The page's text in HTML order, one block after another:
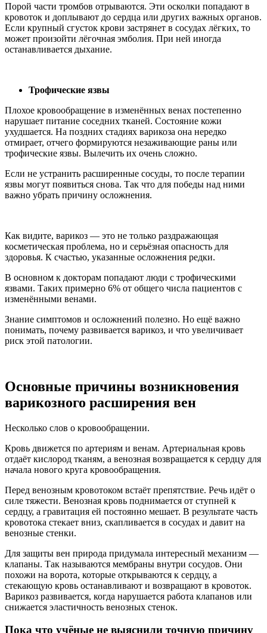
Порой части тромбов отрываются. Эти осколки попадают в
кровоток и доплывают до сердца или других важных органов.
Если крупный сгусток крови застрянет в сосудах лёгких, то
может произойти лёгочная эмболия. При ней иногда
останавливается дыхание.
Трофические язвы
Плохое кровообращение в изменённых венах постепенно
нарушает питание соседних тканей. Состояние кожи
ухудшается. На поздних стадиях варикоза она нередко
отмирает, отчего формируются незаживающие раны или
трофические язвы. Вылечить их очень сложно.
Если не устранить расширенные сосуды, то после терапии
язвы могут появиться снова. Так что для победы над ними
важно убрать причину осложнения.
Как видите, варикоз — это не только раздражающая
косметическая проблема, но и серьёзная опасность для
здоровья. К счастью, указанные осложнения редки.
В основном к докторам попадают люди с трофическими
язвами. Таких примерно 6% от общего числа пациентов с
изменёнными венами.
Знание симптомов и осложнений полезно. Но ещё важно
понимать, почему развивается варикоз, и что увеличивает
риск этой патологии.
Основные причины возникновения
варикозного расширения вен
Несколько слов о кровообращении.
Кровь движется по артериям и венам. Артериальная кровь
отдаёт кислород тканям, а венозная возвращается к сердцу для
начала нового круга кровообращения.
Перед венозным кровотоком встаёт препятствие. Речь идёт о
силе тяжести. Венозная кровь поднимается от ступней к
сердцу, а гравитация ей постоянно мешает. В результате часть
кровотока стекает вниз, скапливается в сосудах и давит на
венозные стенки.
Для защиты вен природа придумала интересный механизм —
клапаны. Так называются мембраны внутри сосудов. Они
похожи на ворота, которые открываются к сердцу, а
стекающую кровь останавливают и возвращают в кровоток.
Варикоз развивается, когда нарушается работа клапанов или
снижается эластичность венозных стенок.
Пока что учёные не выяснили точную причину